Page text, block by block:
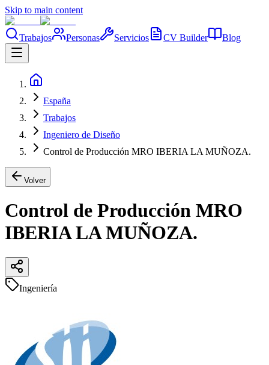
Skip to main content
Trabajos Personas Servicios CV Builder Blog
España
Trabajos
Ingeniero de Diseño
Control de Producción MRO IBERIA LA MUÑOZA.
Volver
Control de Producción MRO
IBERIA LA MUÑOZA.
Ingeniería